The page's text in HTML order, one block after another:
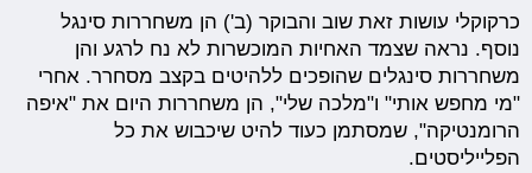
כרקוקלי עושות זאת שוב והבוקר (ב') הן משחררות סינגל
נוסף. נראה שצמד האחיות המוכשרות לא נח לרגע והן
משחררות סינגלים שהופכים ללהיטים בקצב מסחרר. אחרי
"מי מחפש אותי" ו"מלכה שלי", הן משחררות היום את "איפה
הרומנטיקה", שמסתמן כעוד להיט שיכבוש את כל
הפלייליסטים.